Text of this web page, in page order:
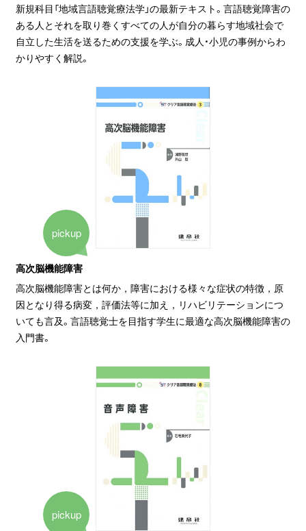
新規科目「地域言語聴覚療法学」の最新テキスト。言語聴覚障害の
ある人とそれを取り巻くすべての人が自分の暮らす地域社会で
自立した生活を送るための支援を学ぶ。成人・小児の事例からわ
かりやすく解説。
pickup
高次脳機能障害
高次脳機能障害とは何か，障害における様々な症状の特徴，原
因となり得る病変，評価法等に加え，リハビリテーションにつ
いても言及。言語聴覚士を目指す学生に最適な高次脳機能障害の
入門書。
pickup